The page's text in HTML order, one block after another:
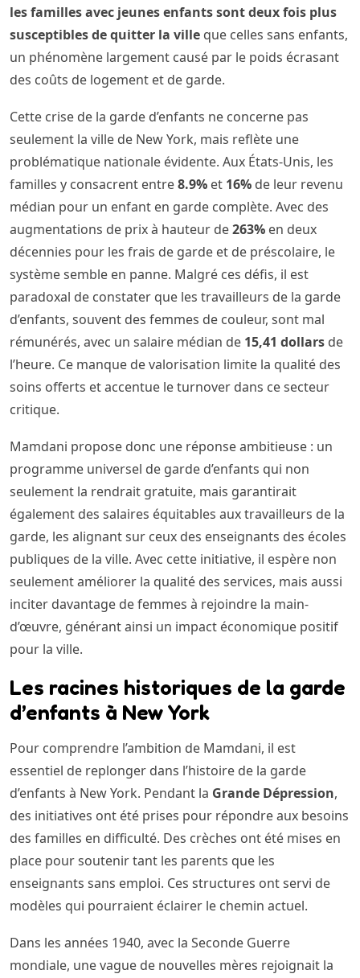
les familles avec jeunes enfants sont deux fois plus
susceptibles de quitter la ville que celles sans enfants,
un phénomène largement causé par le poids écrasant
des coûts de logement et de garde.
Cette crise de la garde d’enfants ne concerne pas
seulement la ville de New York, mais reflète une
problématique nationale évidente. Aux États-Unis, les
familles y consacrent entre8.9% et 16% de leur revenu
médian pour un enfant en garde complète. Avec des
augmentations de prix à hauteur de263% en deux
décennies pour les frais de garde et de préscolaire, le
système semble en panne. Malgré ces défis, il est
paradoxal de constater que les travailleurs de la garde
d’enfants, souvent des femmes de couleur, sont mal
rémunérés, avec un salaire médian de 15,41 dollars de
l’heure. Ce manque de valorisation limite la qualité des
soins offerts et accentue le turnover dans ce secteur
critique.
Mamdani propose donc une réponse ambitieuse : un
programme universel de garde d’enfants qui non
seulement la rendrait gratuite, mais garantirait
également des salaires équitables aux travailleurs de la
garde, les alignant sur ceux des enseignants des écoles
publiques de la ville. Avec cette initiative, il espère non
seulement améliorer la qualité des services, mais aussi
inciter davantage de femmes à rejoindre la main-
d’œuvre, générant ainsi un impact économique positif
pour la ville.
Les racines historiques de la garde
d’enfants à New York
Pour comprendre l’ambition de Mamdani, il est
essentiel de replonger dans l’histoire de la garde
d’enfants à New York. Pendant la Grande Dépression,
des initiatives ont été prises pour répondre aux besoins
des familles en difficulté. Des crèches ont été mises en
place pour soutenir tant les parents que les
enseignants sans emploi. Ces structures ont servi de
modèles qui pourraient éclairer le chemin actuel.
Dans les années 1940, avec la Seconde Guerre
mondiale, une vague de nouvelles mères rejoignait la